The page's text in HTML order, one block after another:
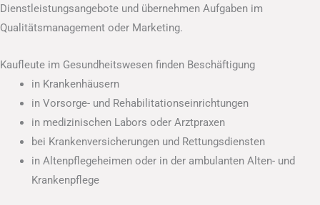
Dienstleistungsangebote und übernehmen Aufgaben im
Qualitätsmanagement oder Marketing.
Kaufleute im Gesundheitswesen finden Beschäftigung
in Krankenhäusern
in Vorsorge- und Rehabilitationseinrichtungen
in medizinischen Labors oder Arztpraxen
bei Krankenversicherungen und Rettungsdiensten
in Altenpflegeheimen oder in der ambulanten Alten- und
Krankenpflege